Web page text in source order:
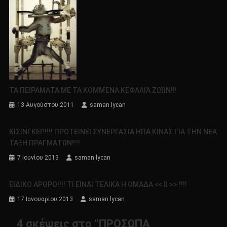
ΤΑ ΠΕΙΡΑΜΑΤΑ ΜΕ ΤΑ ΚΟΜΜΈΝΑ ΚΕΦΑΛΙΆ ΖΩΏΝ!!!
13 Αυγούστου 2011 saman lycan
ΚΙΣΙΝΓΚΕΡ!!!! ΠΡΟΤΕΙΝΕΙ ΣΥΝΕΡΓΑΣΙΑ ΗΠΑ ΚΙΝΑΣ ΓΙΑ ΤΗΝ ΝΕΑ
ΤΑΞΗ ΠΡΑΓΜΑΤΩΝ!!!!
7 Ιουνίου 2013 saman lycan
ΕΙΔΙΚΟ ΑΡΘΡΟ!!!! ΤΙ ΕΙΝΑΙ ΤΕΛΙΚΑ Η ΟΜΑΔΑ << Ω >> !!!!
17 Ιανουαρίου 2013 saman lycan
4 σκέψεις στο “ ΠΡΟΣΩΠΑ